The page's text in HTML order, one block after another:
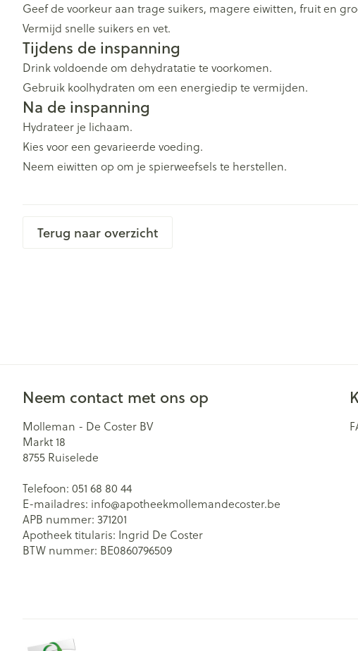
Geef de voorkeur aan trage suikers, magere eiwitten, fruit en
Vermijd snelle suikers en vet.
Tijdens de inspanning
Drink voldoende om dehydratatie te voorkomen.
Gebruik koolhydraten om een energiedip te vermijden.
Na de inspanning
Hydrateer je lichaam.
Kies voor een gevarieerde voeding.
Neem eiwitten op om je spierweefsels te herstellen.
Terug naar overzicht
Neem contact met ons op
Molleman - De Coster BV
Markt 18
8755 Ruiselede
Telefoon: 051 68 80 44
E-mailadres: info@apotheekmollemandecoster.be
APB nummer: 371201
Apotheek titularis: Ingrid De Coster
BTW nummer: BE0860796509